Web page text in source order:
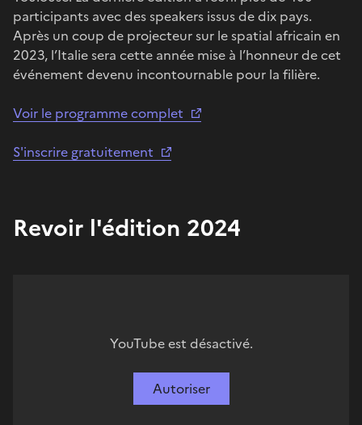
participants avec des speakers issus de dix pays.
Après un coup de projecteur sur le spatial africain en
2023, l’Italie sera cette année mise à l’honneur de cet
événement devenu incontournable pour la filière.
Voir le programme complet
S'inscrire gratuitement
Revoir l'édition 2024
YouTube est désactivé.
Autoriser